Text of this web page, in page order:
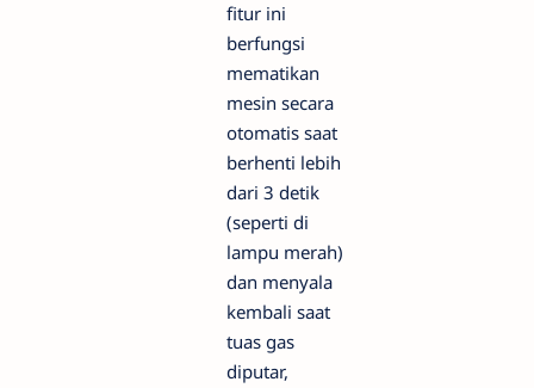
fitur ini
berfungsi
mematikan
mesin secara
otomatis saat
berhenti lebih
dari 3 detik
(seperti di
lampu merah)
dan menyala
kembali saat
tuas gas
diputar,